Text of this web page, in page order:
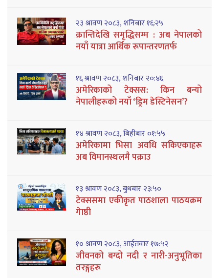
२३ श्रावण २०८३, शनिबार १६:२५
क्रान्तिदेखि समृद्धिसम्म : अब नेपालको
नयाँ यात्रा आर्थिक रूपान्तरणतर्फ
१६ श्रावण २०८३, शनिबार २०:४६
अमेरिकाको टेक्सस: किन बन्यो
नेपालीहरूको नयाँ ‘ड्रिम डेस्टिनेसन’?
१४ श्रावण २०८३, बिहीबार ०१:५५
अमेरिकामा भिसा अवधि सकिएकाहरू
अब विमानस्थलमै पक्राउ
१३ श्रावण २०८३, बुधबार २३:५०
टेक्ससमा एकीकृत पाठशाला पाठयक्रम
गेाष्ठी
१० श्रावण २०८३, आईतवार १७:५२
जीवनको बग्दो नदी र नारी-अनुभूतिका
तरङ्गहरू